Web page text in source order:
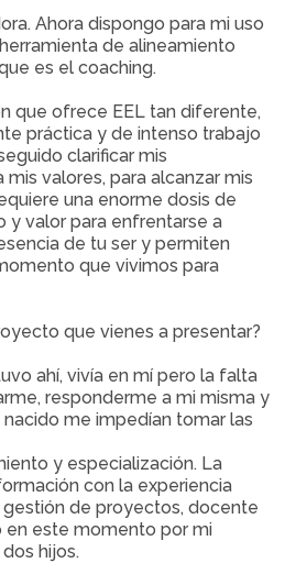
Ahora dispongo para mi uso
de alineamiento
es el coaching.
que ofrece EEL tan diferente,
práctica y de intenso trabajo
clarificar mis
valores, para alcanzar mis
una enorme dosis de
y valor para enfrentarse a
de tu ser y permiten
que vivimos para
que vienes a presentar?
ahí, vivía en mí pero la falta
responderme a mi misma y
me impedían tomar las
y especialización. La
con la experiencia
de proyectos, docente
en este momento por mi
hijos.